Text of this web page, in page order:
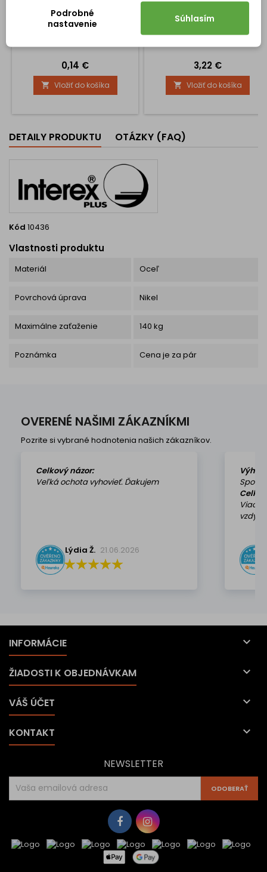
Protiplech k zámkom pre
zamykanie.
Cena
0,14 €
 Vložiť do košíka
Hliníková nábytková nožička s
výškovým nastavením z vrchu
a s priemerom 60 mm.
Cena
3,22 €
 Vložiť do košíka
DETAILY PRODUKTU OTÁZKY (FAQ)
Kód 10436
Vlastnosti produktu
Materiál Oceľ
Povrchová úprava Nikel
Maximálne zaťaženie 140 kg
Poznámka Cena je za pár
OVERENÉ NAŠIMI ZÁKAZNÍKMI
Pozrite si vybrané hodnotenia našich zákazníkov.
Celkový názor:
Veľká ochota vyhovieť. Ďakujem
Lýdia Ž. 21.06.2026
vzdy k
INFORMÁCIE 
ŽIADOSTI K OBJEDNÁVKAM 
VÁŠ ÚČET 
KONTAKT 
NEWSLETTER
Podrobné
nastavenie
Súhlasím